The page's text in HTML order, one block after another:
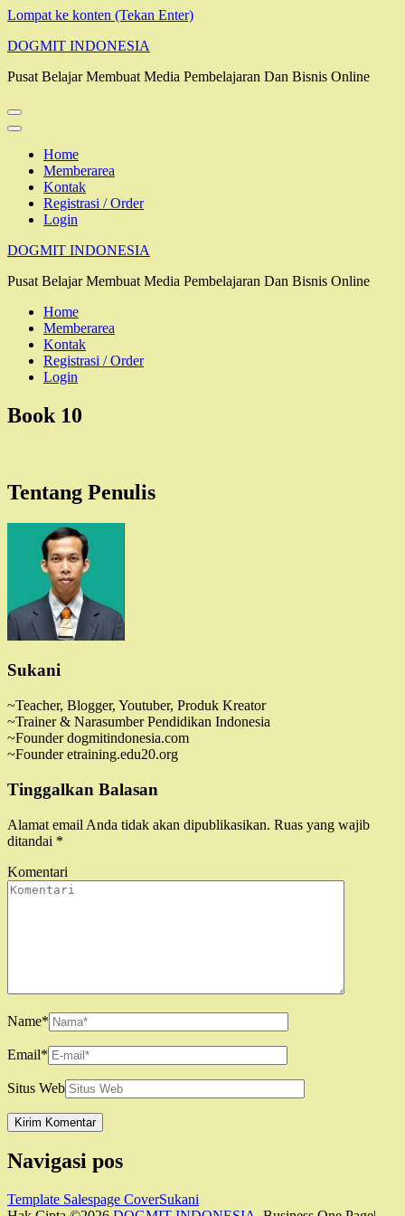
Lompat ke konten (Tekan Enter)
DOGMIT INDONESIA
Pusat Belajar Membuat Media Pembelajaran Dan Bisnis Online
Home
Memberarea
Kontak
Registrasi / Order
Login
DOGMIT INDONESIA
Pusat Belajar Membuat Media Pembelajaran Dan Bisnis Online
Home
Memberarea
Kontak
Registrasi / Order
Login
Book 10
Tentang Penulis
Sukani
~Teacher, Blogger, Youtuber, Produk Kreator
~Trainer & Narasumber Pendidikan Indonesia
~Founder dogmitindonesia.com
~Founder etraining.edu20.org
Tinggalkan Balasan
Alamat email Anda tidak akan dipublikasikan. Ruas yang wajib
ditandai *
Komentari
Name*
Email*
Situs Web
Navigasi pos
Template Salespage CoverSukani